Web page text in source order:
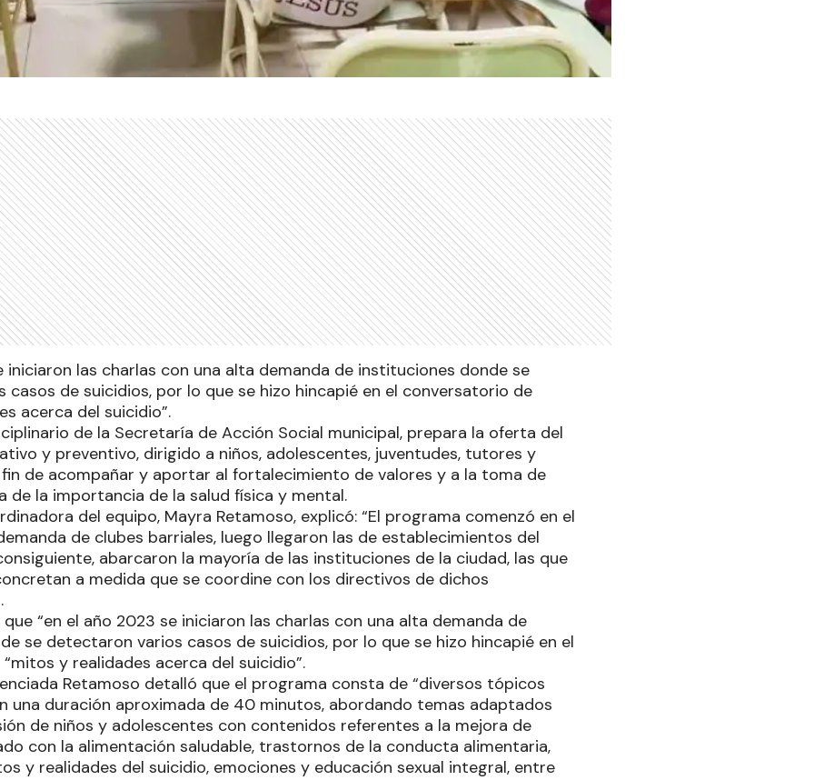
iniciaron las charlas con una alta demanda de instituciones donde se
de suicidios, por lo que se hizo hincapié en el conversatorio de
acerca del suicidio”.
de la Secretaría de Acción Social municipal, prepara la oferta del
y preventivo, dirigido a niños, adolescentes, juventudes, tutores y
de acompañar y aportar al fortalecimiento de valores y a la toma de
de la importancia de la salud física y mental.
del equipo, Mayra Retamoso, explicó: “El programa comenzó en el
de clubes barriales, luego llegaron las de establecimientos del
abarcaron la mayoría de las instituciones de la ciudad, las que
a medida que se coordine con los directivos de dichos
“en el año 2023 se iniciaron las charlas con una alta demanda de
se detectaron varios casos de suicidios, por lo que se hizo hincapié en el
y realidades acerca del suicidio”.
Retamoso detalló que el programa consta de “diversos tópicos
una duración aproximada de 40 minutos, abordando temas adaptados
de niños y adolescentes con contenidos referentes a la mejora de
con la alimentación saludable, trastornos de la conducta alimentaria,
y realidades del suicidio, emociones y educación sexual integral, entre